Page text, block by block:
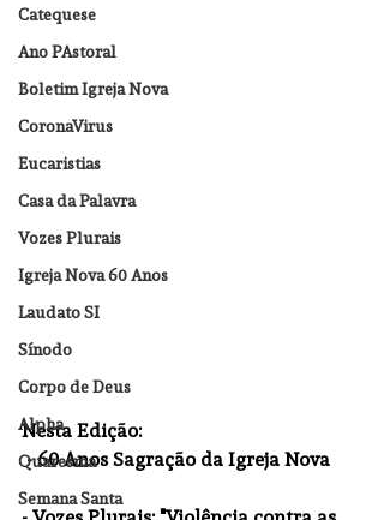
Catequese
Ano PAstoral
Boletim Igreja Nova
CoronaVirus
Eucaristias
Casa da Palavra
Vozes Plurais
Igreja Nova 60 Anos
Laudato SI
Sínodo
Corpo de Deus
Alpha
Quaresma
Semana Santa
Nesta Edição:
- 60 Anos Sagração da Igreja Nova